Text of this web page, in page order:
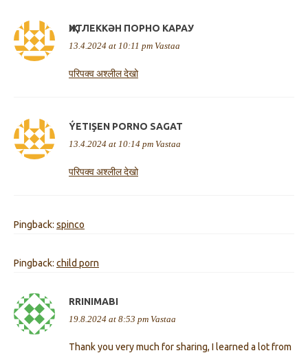
ҖИТЛЕККӘН ПОРНО КАРАУ
13.4.2024 at 10:11 pm Vastaa
परिपक्व अश्लील देखो
ÝETIŞEN PORNO SAGAT
13.4.2024 at 10:14 pm Vastaa
परिपक्व अश्लील देखो
Pingback: spinco
Pingback: child porn
RRINIMABI
19.8.2024 at 8:53 pm Vastaa
Thank you very much for sharing, I learned a lot from